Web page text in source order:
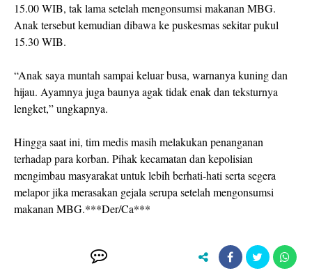
15.00 WIB, tak lama setelah mengonsumsi makanan MBG.
Anak tersebut kemudian dibawa ke puskesmas sekitar pukul
15.30 WIB.
“Anak saya muntah sampai keluar busa, warnanya kuning dan
hijau. Ayamnya juga baunya agak tidak enak dan teksturnya
lengket,” ungkapnya.
Hingga saat ini, tim medis masih melakukan penanganan
terhadap para korban. Pihak kecamatan dan kepolisian
mengimbau masyarakat untuk lebih berhati-hati serta segera
melapor jika merasakan gejala serupa setelah mengonsumsi
makanan MBG.***Der/Ca***